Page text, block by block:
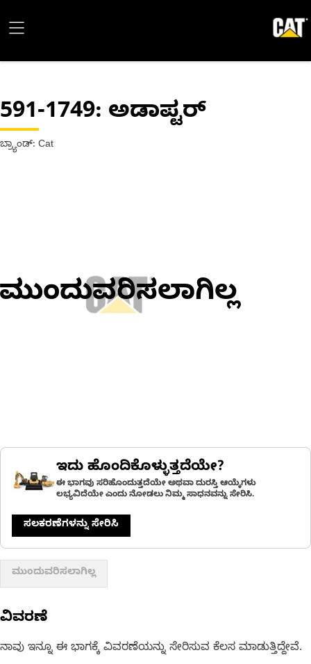
591-1749: ಅಡಾಪ್ಟರ್
ಬ್ರ್ಯಾಂಡ್: Cat
ಮುಂದುವರಿಸಲಾಗಿಲ್ಲ
ಇದು ಹೊಂದಿಕೊಳ್ಳುತ್ತದೆಯೇ?
ಈ ಭಾಗವು ಸರಿಹೊಂದುತ್ತದೆಯೇ ಅಥವಾ ದುರಸ್ತಿ ಆಯ್ಕೆಗಳು
ಲಭ್ಯವಿದೆಯೇ ಎಂದು ನೋಡಲು ನಿಮ್ಮ ಸಾಧನವನ್ನು ಸೇರಿಸಿ.
ಸಲಕರಣೆಗಳನ್ನು ಸೇರಿಸಿ
ಮುಂದುವರಿಸಲಾಗಿಲ್ಲ
ವಿವರಣೆ
ನಾವು ಇನ್ನೂ ಈ ಭಾಗಕ್ಕೆ ವಿವರಣೆಯನ್ನು ಸೇರಿಸುವ ಕೆಲಸ ಮಾಡುತ್ತಿದ್ದೇವೆ.